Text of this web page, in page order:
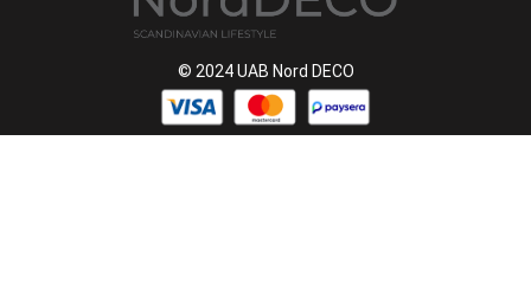
© 2024 UAB Nord DECO